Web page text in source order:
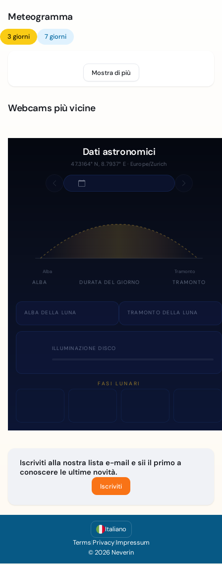
Meteogramma
3 giorni 7 giorni
Mostra di più
Webcams più vicine
Dati astronomici
47.3164° N, 8.7937° E · Europe/Zurich
Alba Tramonto
ALBA DURATA DEL GIORNO TRAMONTO
ALBA DELLA LUNA TRAMONTO DELLA LUNA
ILLUMINAZIONE DISCO
FASI LUNARI
Iscriviti alla nostra lista e-mail e sii il primo a
conoscere le ultime novità.
Iscriviti
Italiano
Terms|Privacy|Impressum
© 2026 Neverin